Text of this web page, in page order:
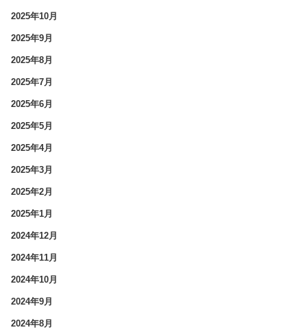
2025年10月
2025年9月
2025年8月
2025年7月
2025年6月
2025年5月
2025年4月
2025年3月
2025年2月
2025年1月
2024年12月
2024年11月
2024年10月
2024年9月
2024年8月